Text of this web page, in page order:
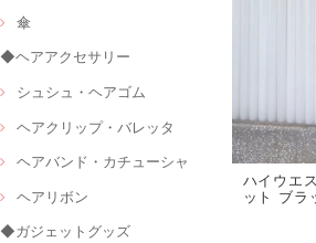
傘
◆ヘアアクセサリー
シュシュ・ヘアゴム
ヘアクリップ・バレッタ
ヘアバンド・カチューシャ
ヘアリボン
◆ガジェットグッズ
ハイウエ
ット ブラ